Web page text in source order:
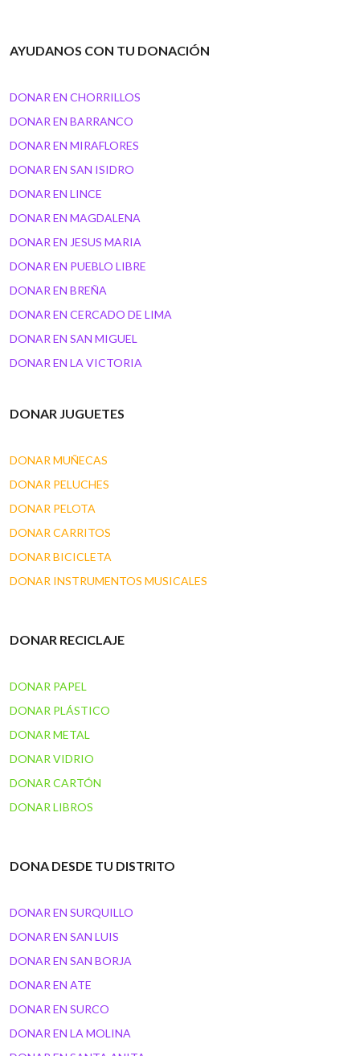
AYUDANOS CON TU DONACIÓN
DONAR EN CHORRILLOS
DONAR EN BARRANCO
DONAR EN MIRAFLORES
DONAR EN SAN ISIDRO
DONAR EN LINCE
DONAR EN MAGDALENA
DONAR EN JESUS MARIA
DONAR EN PUEBLO LIBRE
DONAR EN BREÑA
DONAR EN CERCADO DE LIMA
DONAR EN SAN MIGUEL
DONAR EN LA VICTORIA
DONAR JUGUETES
DONAR MUÑECAS
DONAR PELUCHES
DONAR PELOTA
DONAR CARRITOS
DONAR BICICLETA
DONAR INSTRUMENTOS MUSICALES
DONAR RECICLAJE
DONAR PAPEL
DONAR PLÁSTICO
DONAR METAL
DONAR VIDRIO
DONAR CARTÓN
DONAR LIBROS
DONA DESDE TU DISTRITO
DONAR EN SURQUILLO
DONAR EN SAN LUIS
DONAR EN SAN BORJA
DONAR EN ATE
DONAR EN SURCO
DONAR EN LA MOLINA